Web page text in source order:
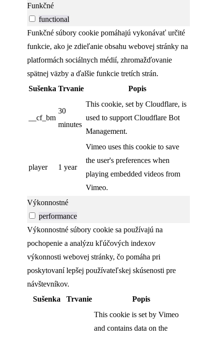
Funkčné
functional
Funkčné súbory cookie pomáhajú vykonávať určité
funkcie, ako je zdieľanie obsahu webovej stránky na
platformách sociálnych médií, zhromažďovanie
spätnej väzby a ďalšie funkcie tretích strán.
Sušenka Trvanie Popis
__cf_bm
30
minutes
This cookie, set by Cloudflare, is
used to support Cloudflare Bot
Management.
player 1 year
Vimeo uses this cookie to save
the user's preferences when
playing embedded videos from
Vimeo.
Výkonnostné
performance
Výkonnostné súbory cookie sa používajú na
pochopenie a analýzu kľúčových indexov
výkonnosti webovej stránky, čo pomáha pri
poskytovaní lepšej používateľskej skúsenosti pre
návštevníkov.
Sušenka
Trvanie Popis
This cookie is set by Vimeo
and contains data on the